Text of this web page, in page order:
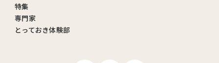
特集
専門家
とっておき体験部